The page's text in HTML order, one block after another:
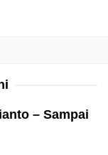
– Sampai